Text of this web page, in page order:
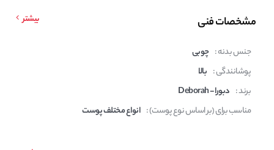
مشخصات فنی بیشتر
جنس بدنه : چوبی
پوشانندگی : بالا
برند : دبورا - Deborah
مناسب برای (بر اساس نوع پوست) : انواع مختلف پوست